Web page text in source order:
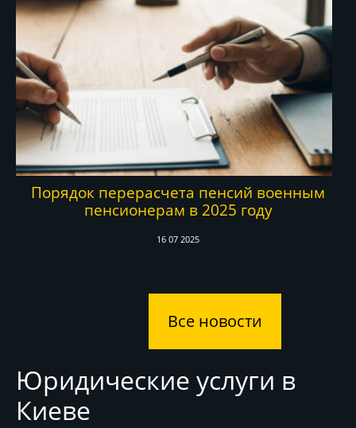
Порядок перерасчета пенсий военным
пенсионерам в 2025 году
16 07 2025
Все новости
Юридические услуги в
Киеве